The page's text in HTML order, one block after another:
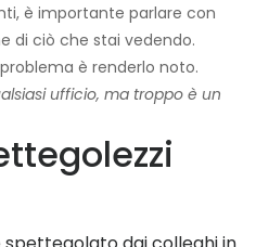
è importante parlare con
di ciò che stai vedendo.
è renderlo noto.
ufficio, ma troppo è un